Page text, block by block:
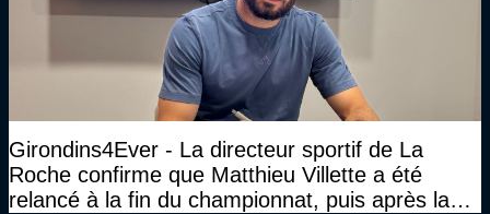
Girondins4Ever - La directeur sportif de La
Roche confirme que Matthieu Villette a été
relancé à la fin du championnat, puis après la